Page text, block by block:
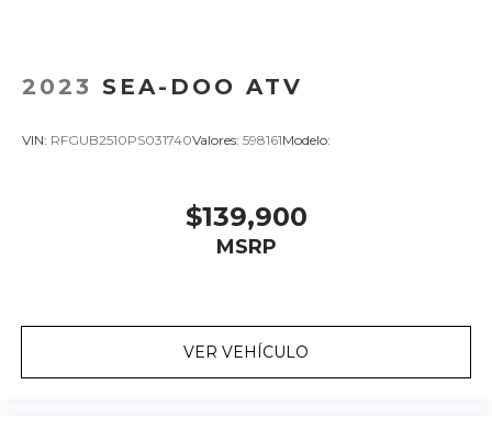
2023 SEA-DOO ATV
VIN: RFGUB2510PS031740Valores: 598161Modelo:
$139,900
MSRP
VER VEHÍCULO